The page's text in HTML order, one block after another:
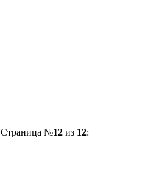
Страница №12из 12: